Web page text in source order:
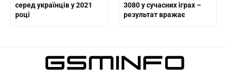
серед українців у 2021
році
3080 у сучасних іграх –
результат вражає